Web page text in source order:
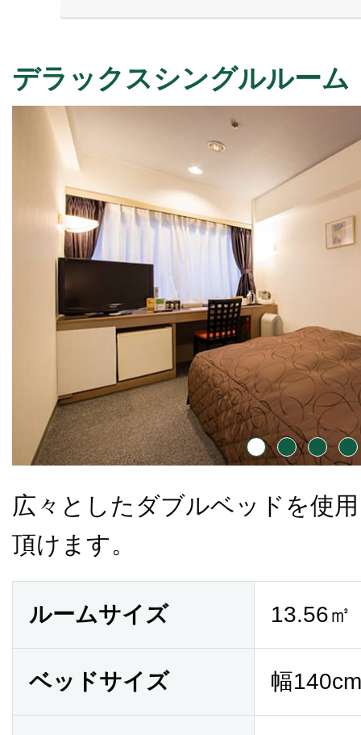
デラックスシングルルーム
広々としたダブルベッドを使
頂けます。
ルームサイズ 13.56㎡
ベッドサイズ 幅